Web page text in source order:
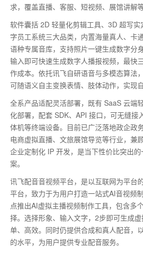
求，覆盖直播、客服、短视频、展馆讲解
软件囊括 2D 轻量化剪辑工具、 3D 超写实
字员工系统三大品类，内置海量真人、卡
语种专属音库，支持照片一键生成数字分
输入即可快速生成数字人播报视频，最快
作成本。依托讯飞自研语音与多模态算法
可随语义自主变换表情、肢体动作，实现
全系产品适配灵活部署，既有 SaaS 云端
化部署，配套 SDK、 API 接口，可无缝接
体机等终端设备。目前已广泛落地政企政
电商虚拟直播、文旅展馆导览等行业，兼
企业定制化 IP 开发，是当下性价比突出
案。
讯飞配音音视频平台，是以互联网为平台
平台，致力于为用户打造一站式AI音视频
点推出AI虚拟主播视频制作工具，包含多
择。选择形象、输入文字，2步即可生成
单、高效。同时仍提供合成和真人配音，
的水平，为用户提供专业配音服务。